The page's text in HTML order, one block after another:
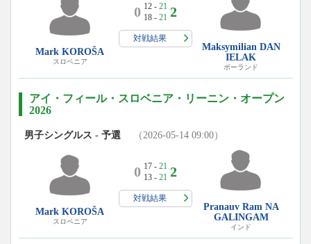
Mark KOROŠA
スロベニア
0 12 - 21
18 - 21 2
対戦結果
Maksymilian DAN
IELAK
ポーランド
アイ・フィール・スロベニア・リーニン・オープン
2026
男子シングルス - 予選 （2026-05-14 09:00）
Mark KOROŠA
スロベニア
0 17 - 21
13 - 21 2
対戦結果
Pranauv Ram NA
GALINGAM
インド